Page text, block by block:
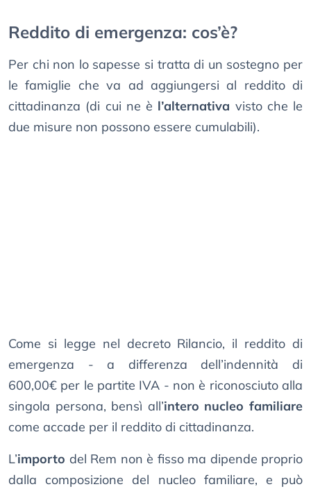
Reddito di emergenza: cos’è?
Per chi non lo sapesse si tratta di un sostegno per
le famiglie che va ad aggiungersi al reddito di
cittadinanza (di cui ne è l’alternativa visto che le
due misure non possono essere cumulabili).
Come si legge nel decreto Rilancio, il reddito di
emergenza - a differenza dell’indennità di
600,00€ per le partite IVA - non è riconosciuto alla
singola persona, bensì all’intero nucleo familiare
come accade per il reddito di cittadinanza.
L’importo del Rem non è fisso ma dipende proprio
dalla composizione del nucleo familiare, e può